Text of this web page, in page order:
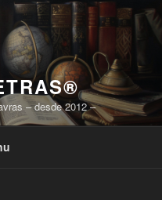
– desde 2012 –